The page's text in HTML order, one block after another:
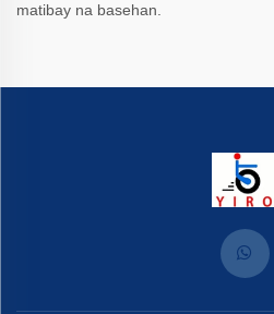
matibay na basehan.